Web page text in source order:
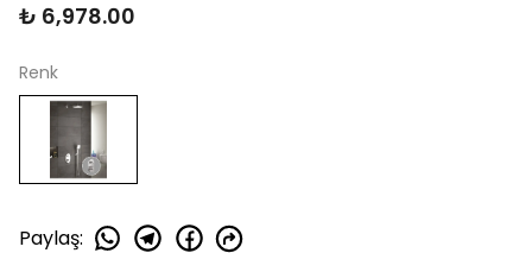
₺ 6,978.00
Renk
Paylaş: